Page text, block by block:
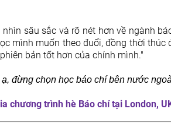
sâu sắc và rõ nét hơn về ngành
mình muốn theo đuổi, đồng thời thúc
bản tốt hơn của chính mình."
đừng chọn học báo chí bên nước
chương trình hè Báo chí tại London,